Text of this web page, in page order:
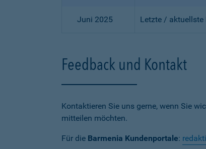
Juni 2025 Letzte / aktuellste
Feedback und Kontakt
Kontaktieren Sie uns gerne, wenn Sie
mitteilen möchten.
Für die Barmenia Kundenportale: